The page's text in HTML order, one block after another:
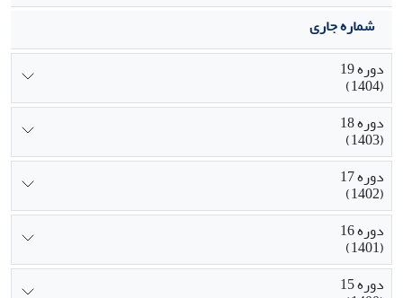
شماره جاری
دوره 19
(1404)
دوره 18
(1403)
دوره 17
(1402)
دوره 16
(1401)
دوره 15